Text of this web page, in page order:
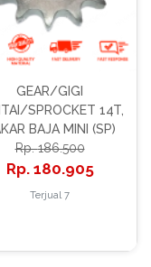
GEAR/GIGI
SPROCKET 14T,
BAJA MINI (SP)
186.500
180.905
Terjual 7